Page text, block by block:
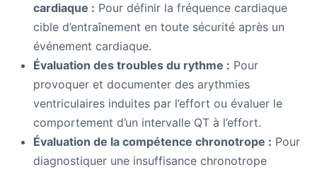
cardiaque : Pour définir la fréquence cardiaque
cible d’entraînement en toute sécurité après un
événement cardiaque.
Évaluation des troubles du rythme : Pour
provoquer et documenter des arythmies
ventriculaires induites par l’effort ou évaluer le
comportement d’un intervalle QT à l’effort.
Évaluation de la compétence chronotrope : Pour
diagnostiquer une insuffisance chronotrope